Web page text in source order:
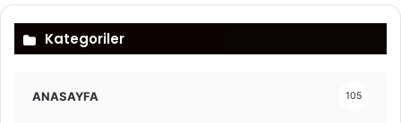
Kategoriler
ANASAYFA 105